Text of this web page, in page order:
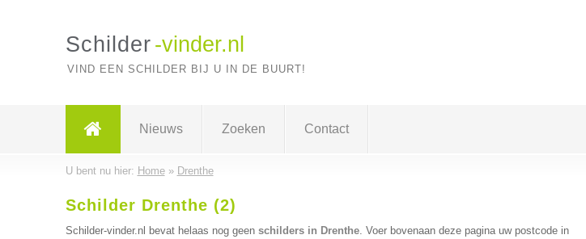
Schilder -vinder.nl
VIND EEN SCHILDER BIJ U IN DE BUURT!
Nieuws Zoeken Contact
U bent nu hier: Home» Drenthe
Schilder Drenthe (2)
Schilder-vinder.nl bevat helaas nog geen schilders in Drenthe. Voer bovenaan deze pagina uw postcode in